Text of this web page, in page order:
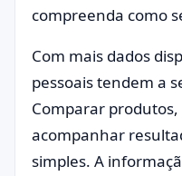
compreenda como
Com mais dados
pessoais tendem a
Comparar
acompanhar
simples. A